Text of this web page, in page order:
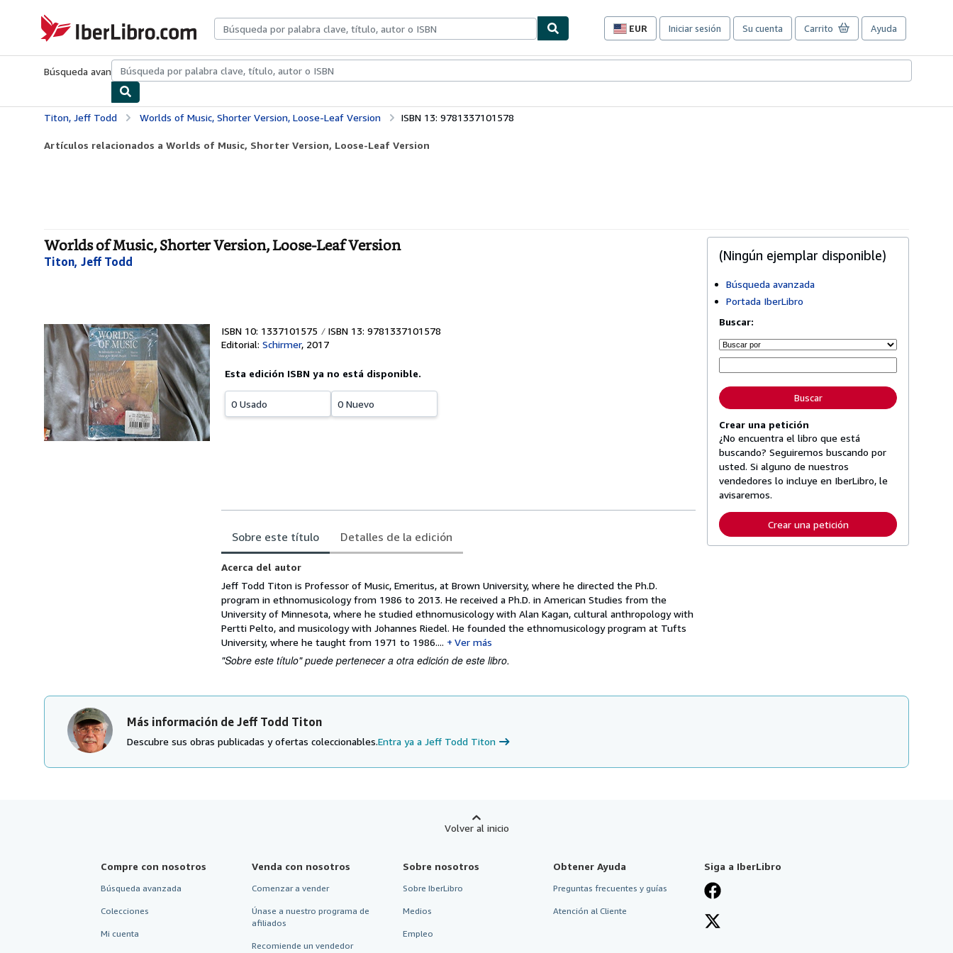
IberLibro.com
EUR
Preferencias
compra
sitio.
Iniciar sesión Su cuenta Carrito Ayuda
Búsqueda avanzadaColecciones Libros antiguosArte y coleccionismo
Titon, Jeff Todd Worlds of Music, Shorter Version, Loose-Leaf Version ISBN 13: 9781337101578
Artículos relacionados a Worlds of Music, Shorter Version, Loose-Leaf Version
Worlds of Music, Shorter Version, Loose-Leaf Version
Titon, Jeff Todd
ISBN 10: 1337101575
ISBN 13: 9781337101578
Editorial: Schirmer, 2017
Esta edición ISBN ya no está disponible.
0 Usado 0 Nuevo
Sobre este título Detalles de la edición
Acerca del autor
Jeff Todd Titon is Professor of Music, Emeritus, at Brown University, where he directed the Ph.D.
program in ethnomusicology from 1986 to 2013. He received a Ph.D. in American Studies from the
University of Minnesota, where he studied ethnomusicology with Alan Kagan, cultural anthropology with
Pertti Pelto, and musicology with Johannes Riedel. He founded the ethnomusicology program at Tufts
University, where he taught from 1971 to 1986....
Ver más
"Sobre este título" puede pertenecer a otra edición de este libro.
(Ningún ejemplar disponible)
Búsqueda avanzada
Portada IberLibro
Buscar:
Buscar
Crear una petición
¿No encuentra el libro que está
buscando? Seguiremos buscando por
usted. Si alguno de nuestros
vendedores lo incluye en IberLibro, le
avisaremos.
Crear una petición
Más información de Jeff Todd Titon
Descubre sus obras publicadas y ofertas coleccionables.Entra ya a Jeff Todd Titon
Volver al inicio
Compre con nosotros
Búsqueda avanzada
Colecciones
Mi cuenta
Venda con nosotros
Comenzar a vender
Únase a nuestro programa de
afiliados
Recomiende un vendedor
Sobre nosotros
Sobre IberLibro
Medios
Empleo
Obtener Ayuda
Preguntas frecuentes y guías
Atención al Cliente
Siga a IberLibro